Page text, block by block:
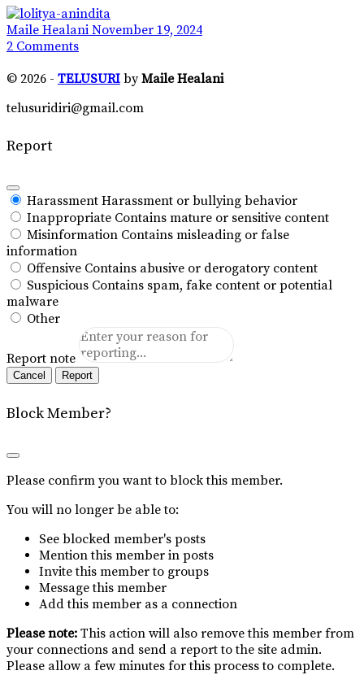
Maile Healani November 19, 2024
2 Comments
© 2026 - TELUSURI byMaile Healani
telusuridiri@gmail.com
Report
Harassment Harassment or bullying behavior
Inappropriate Contains mature or sensitive content
Misinformation Contains misleading or false
information
Offensive Contains abusive or derogatory content
Suspicious Contains spam, fake content or potential
malware
Other
Report note
Report
Block Member?
Please confirm you want to block this member.
You will no longer be able to:
See blocked member's posts
Mention this member in posts
Invite this member to groups
Message this member
Add this member as a connection
Please note: This action will also remove this member from
your connections and send a report to the site admin.
Please allow a few minutes for this process to complete.